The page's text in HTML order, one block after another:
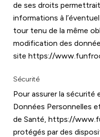
de ses droits
informations à
tour tenu de la même
modification des
site https://
Sécurité
Pour assurer la
Données Personnelles
de Santé, https://
protégés par des